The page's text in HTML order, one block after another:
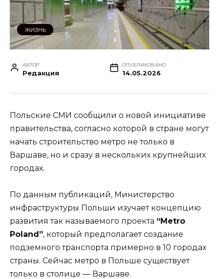
ЖИЗНЬ
АВТОР
Редакция
ОПУБЛИКОВАНО
14.05.2026
Польские СМИ сообщили о новой инициативе
правительства, согласно которой в стране могут
начать строительство метро не только в
Варшаве, но и сразу в нескольких крупнейших
городах.
По данным публикаций, Министерство
инфраструктуры Польши изучает концепцию
развития так называемого проекта “Metro
Poland”, который предполагает создание
подземного транспорта примерно в 10 городах
страны. Сейчас метро в Польше существует
только в столице — Варшаве.